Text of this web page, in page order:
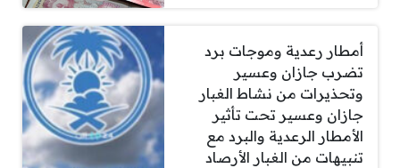
أمطار رعدية وموجات برد
تضرب جازان وعسير
وتحذيرات من نشاط الغبار
جازان وعسير تحت تأثير
الأمطار الرعدية والبرد مع
تنبيهات من الغبار الأرصاد